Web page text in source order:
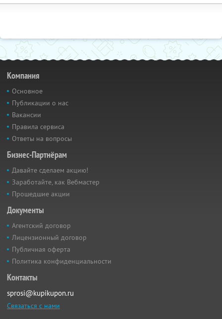
Компания
Основное
Публикации о нас
Вакансии
Правила сервиса
Ответы на вопросы
Бизнес-Партнёрам
Давайте сделаем акцию!
Заработайте, как Вебмастер
Прошедшие акции
Документы
Агентский договор
Лицензионный договор
Публичная оферта
Политика конфиденциальности
Контакты
sprosi@kupikupon.ru
Связаться с нами